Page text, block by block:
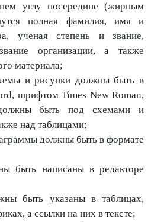
углу посередине (жирным
полная фамилия, имя и
ученая степень и звание,
организации, а также
материала;
и рисунки должны быть в
шрифтом Times New Roman,
быть под схемами и
над таблицами;
должны быть в формате
быть написаны в редакторе
быть указаны в таблицах,
а ссылки на них в тексте;